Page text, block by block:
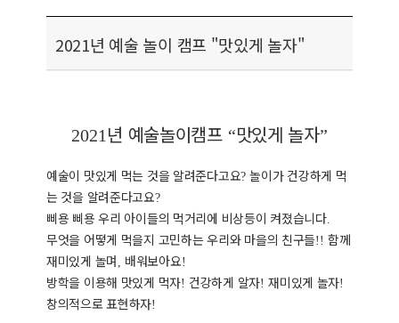
2021년 예술 놀이 캠프 "맛있게 놀자"
2021 년 예술놀이캠프 “맛있게 놀자”
예술이 맛있게 먹는 것을 알려준다고요?놀이가 건강하게 먹
는 것을 알려준다고요?
삐용 삐용 우리 아이들의 먹거리에 비상등이 켜졌습니다.
무엇을 어떻게 먹을지 고민하는 우리와 마을의 친구들!!함께
재미있게 놀며 , 배워보아요!
방학을 이용해 맛있게 먹자! 건강하게 알자!재미있게 놀자!
창의적으로 표현하자!